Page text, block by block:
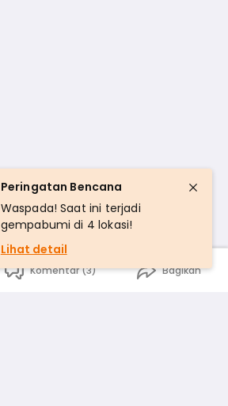
Komentar (3) Bagikan
Peringatan Bencana
Waspada! Saat ini terjadi
gempabumi di 4 lokasi!
Lihat detail